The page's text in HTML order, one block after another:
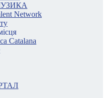
Network
Catalana